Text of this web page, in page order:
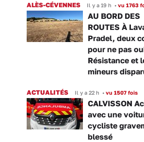
ALÈS-CÉVENNES Il y a 19 h • vu 1763
AU BORD DES
ROUTES À
Pradel, deux
pour ne pas
Résistance et
mineurs
ACTUALITÉS Il y a 22 h • vu 1507 fois
CALVISSON
avec une
cycliste
blessé